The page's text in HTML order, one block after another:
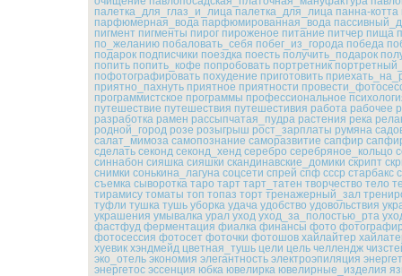
палетка_для_глаз_и_лица палетка_для_лица панна-котта
парфюмерная_вода парфюмированная_вода
пигмент пигменты пирог пироженое питание питчер пища
по_желанию побаловать_себя побег_из_города победа
подарок подписчики поездка поесть получить_подарок
попить попить_кофе попробовать портретник
пофотографировать похудение приготовить
приятно_пахнуть приятное приятности
программистское программы профессиональное
путешествие путешествия путешестивия работа рабочее
разработка рамен рассыпчатая_пудра растения река
родной_город розе розыгрыш рост_зарплаты румяна
салат_мимоза самопознание саморазвитие сапфир
сделать секонд секонд_хенд серебро серебряное_кольцо
синнабон сияшка сияшки скандинавские_домики скрипт
снимки сонькина_лагуна соцсети спрей спф ссср старбакс
съемка сыворотка таро тарт тарт_татен творчество тело
тирамису томаты топ топаз торт тренажерный_зал
туфли тушка тушь уборка удача удобство удовольствия
украшения умывалка урал уход уход_за_полостью_рта
фастфуд ферментация фиалка финансы фото
фотосессия фотосет фоточки фотошов хайлайтер
хуевик хэндмейд цветная_тушь цели цель челлендж
эко_отель экономия элегантность электроэпиляция
энергетос эссенция юбка ювелирка ювелирные_изделия